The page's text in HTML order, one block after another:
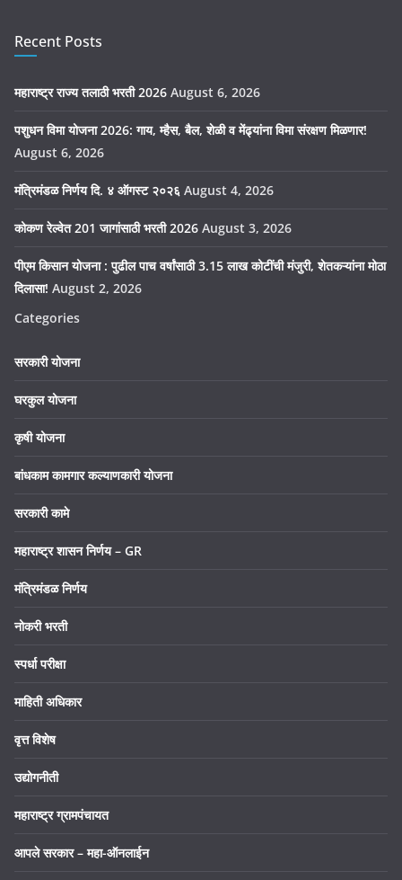
Recent Posts
महाराष्ट्र राज्य तलाठी भरती 2026 August 6, 2026
पशुधन विमा योजना 2026: गाय, म्हैस, बैल, शेळी व मेंढ्यांना विमा संरक्षण मिळणार!
August 6, 2026
मंत्रिमंडळ निर्णय दि. ४ ऑगस्ट २०२६ August 4, 2026
कोकण रेल्वेत 201 जागांसाठी भरती 2026 August 3, 2026
पीएम किसान योजना : पुढील पाच वर्षांसाठी 3.15 लाख कोटींची मंजुरी, शेतकऱ्यांना मोठा
दिलासा! August 2, 2026
Categories
सरकारी योजना
घरकुल योजना
कृषी योजना
बांधकाम कामगार कल्याणकारी योजना
सरकारी कामे
महाराष्ट्र शासन निर्णय – GR
मंत्रिमंडळ निर्णय
नोकरी भरती
स्पर्धा परीक्षा
माहिती अधिकार
वृत्त विशेष
उद्योगनीती
महाराष्ट्र ग्रामपंचायत
आपले सरकार – महा-ऑनलाईन